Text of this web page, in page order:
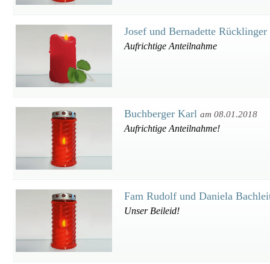
Josef und Bernadette Rücklinger
Aufrichtige Anteilnahme
Buchberger Karl am 08.01.2018
Aufrichtige Anteilnahme!
Fam Rudolf und Daniela
Unser Beileid!